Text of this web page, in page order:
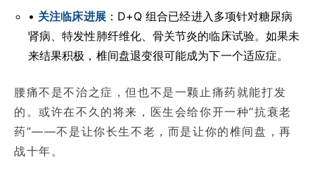
• 关注临床进展：D+Q 组合已经进入多项针对糖尿病
肾病、特发性肺纤维化、骨关节炎的临床试验。如果未
来结果积极，椎间盘退变很可能成为下一个适应症。
腰痛不是不治之症，但也不是一颗止痛药就能打发
的。或许在不久的将来，医生会给你开一种“抗衰老
药”——不是让你长生不老，而是让你的椎间盘，再
战十年。